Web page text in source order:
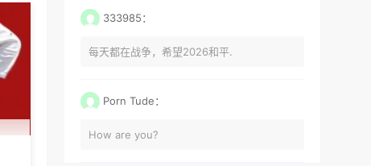
333985：
每天都在战争，希望2026和平.
Porn Tude：
How are you?